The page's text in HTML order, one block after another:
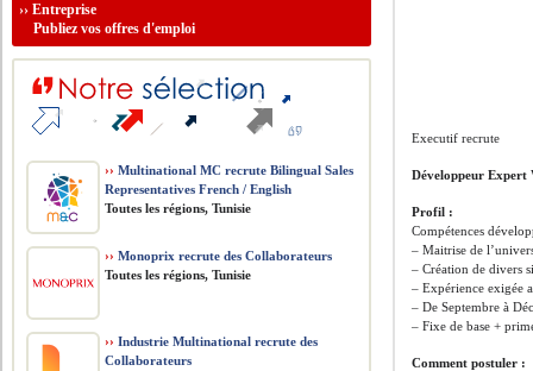
Executif recrute
Développeur Expert
Profil :
Compétences
– Maitrise de
– Création de divers
– Expérience exigée
– De Septembre à
– Fixe de base +
Comment postuler :
››Entreprise
Publiez vos offres d'emploi
›› Multinational MC recrute Bilingual Sales
Representatives French / English
Toutes les régions, Tunisie
›› Monoprix recrute des Collaborateurs
Toutes les régions, Tunisie
›› Industrie Multinational recrute des
Collaborateurs